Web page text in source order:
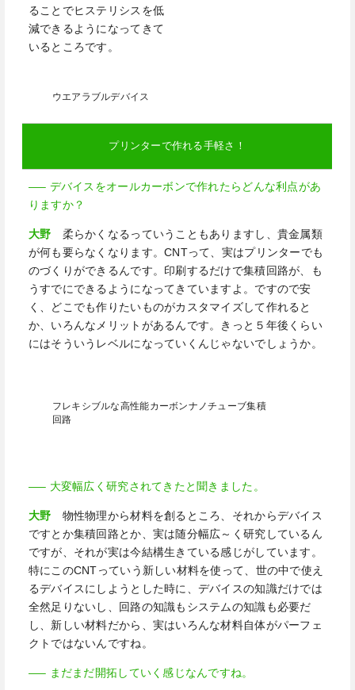
ることでヒステリシスを低
減できるようになってきて
いるところです。
ウエアラブルデバイス
プリンターで作れる手軽さ！
—– デバイスをオールカーボンで作れたらどんな利点があ
りますか？
大野
柔らかくなるっていうこともありますし、貴金属類
が何も要らなくなります。CNTって、実はプリンターでも
のづくりができるんです。印刷するだけで集積回路が、も
うすでにできるようになってきていますよ。ですので安
く、どこでも作りたいものがカスタマイズして作れると
か、いろんなメリットがあるんです。きっと５年後くらい
にはそういうレベルになっていくんじゃないでしょうか。
フレキシブルな高性能カーボンナノチューブ集積
回路
—– 大変幅広く研究されてきたと聞きました。
大野
物性物理から材料を創るところ、それからデバイス
ですとか集積回路とか、実は随分幅広～く研究しているん
ですが、それが実は今結構生きている感じがしています。
特にこのCNTっていう新しい材料を使って、世の中で使え
るデバイスにしようとした時に、デバイスの知識だけでは
全然足りないし、回路の知識もシステムの知識も必要だ
し、新しい材料だから、実はいろんな材料自体がパーフェ
クトではないんですね。
—– まだまだ開拓していく感じなんですね。